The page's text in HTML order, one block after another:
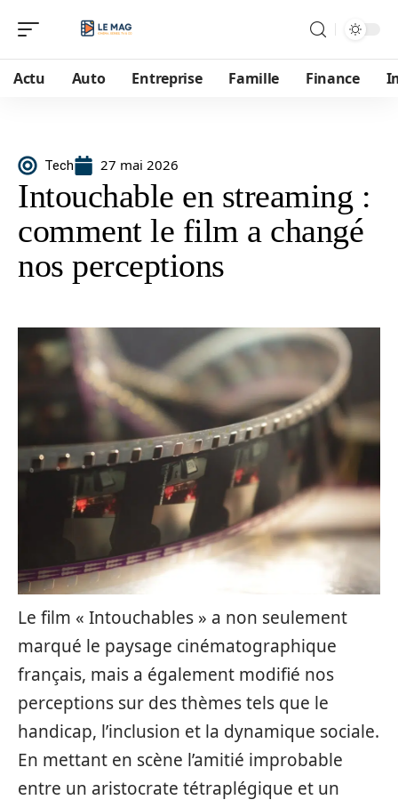
Actu Auto Entreprise Famille Finance
Tech 27 mai 2026
Intouchable en streaming :
comment le film a changé
nos perceptions
Le film « Intouchables » a non seulement
marqué le paysage cinématographique
français, mais a également modifié nos
perceptions sur des thèmes tels que le
handicap, l’inclusion et la dynamique sociale.
En mettant en scène l’amitié improbable
entre un aristocrate tétraplégique et un